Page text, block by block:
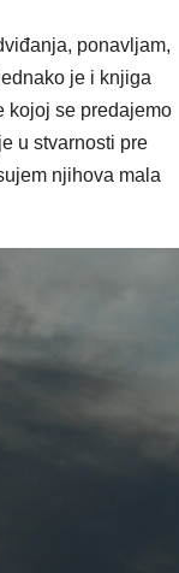
ponavljam,
je i knjiga
kojoj se predajemo
u stvarnosti pre
njihova mala